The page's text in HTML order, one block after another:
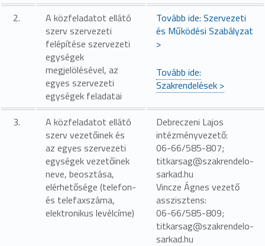
2.
A közfeladatot ellátó
szerv szervezeti
felépítése szervezeti
egységek
megjelölésével, az
egyes szervezeti
egységek feladatai
Tovább ide: Szervezeti
és Működési Szabályzat
>
Tovább ide:
Szakrendelések >
3.
A közfeladatot ellátó
szerv vezetőinek és
az egyes szervezeti
egységek vezetőinek
neve, beosztása,
elérhetősége (telefon-
és telefaxszáma,
elektronikus levélcíme)
Debreczeni Lajos
intézményvezető:
06-66/585-807;
titkarsag@szakrendelo-
sarkad.hu
Vincze Ágnes vezető
asszisztens:
06-66/585-809;
titkarsag@szakrendelo-
sarkad.hu